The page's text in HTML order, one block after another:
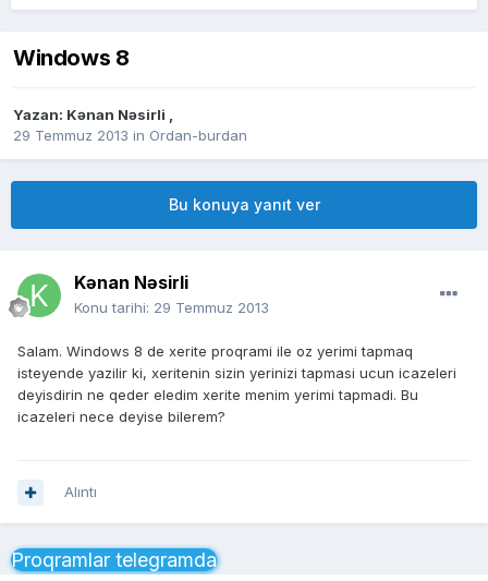
Windows 8
Yazan: Kənan Nəsirli ,
29 Temmuz 2013 in Ordan-burdan
Bu konuya yanıt ver
Kənan Nəsirli
Konu tarihi: 29 Temmuz 2013
Salam. Windows 8 de xerite proqrami ile oz yerimi tapmaq
isteyende yazilir ki, xeritenin sizin yerinizi tapmasi ucun icazeleri
deyisdirin ne qeder eledim xerite menim yerimi tapmadi. Bu
icazeleri nece deyise bilerem?
Alıntı
Proqramlar telegramda